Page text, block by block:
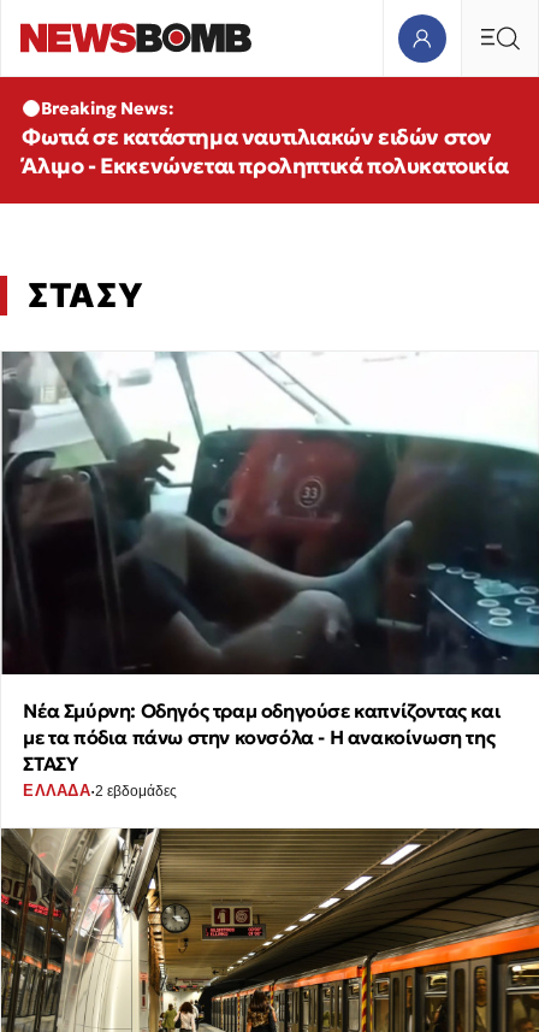
Breaking News:
Φωτιά σε κατάστημα ναυτιλιακών ειδών στον
Άλιμο - Εκκενώνεται προληπτικά πολυκατοικία
ΣΤΑΣΥ
Νέα Σμύρνη: Οδηγός τραμ οδηγούσε καπνίζοντας και
με τα πόδια πάνω στην κονσόλα - Η ανακοίνωση της
ΣΤΑΣΥ
ΕΛΛΑΔΑ·2 εβδομάδες